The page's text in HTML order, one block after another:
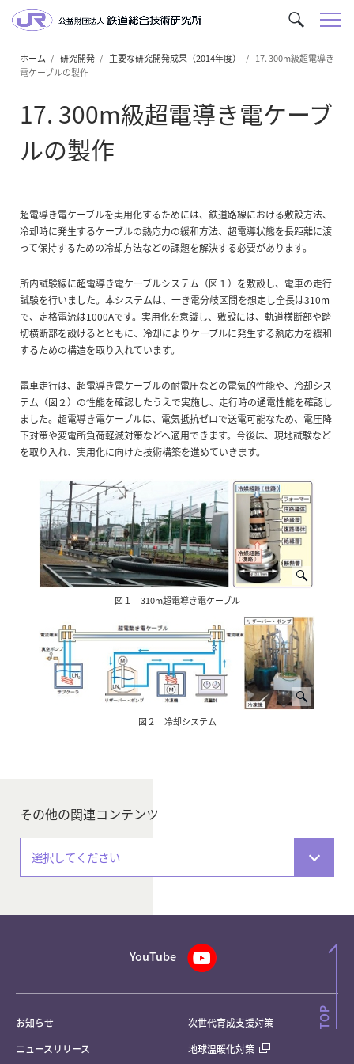
サ
イ
ト
検
メ
ホーム 研究開発 主要な研究開発成果（2014年度）
17. 300m級超電導き
電ケーブルの製作
17. 300m級超電導き電ケーブ
ルの製作
超電導き電ケーブルを実用化するためには、鉄道路線における敷設方法、
冷却時に発生するケーブルの熱応力の緩和方法、超電導状態を長距離に渡
って保持するための冷却方法などの課題を解決する必要があります。
所内試験線に超電導き電ケーブルシステム（図１）を敷設し、電車の走行
試験を行いました。本システムは、一き電分岐区間を想定し全長は310m
で、定格電流は1000Aです。実用化を意識し、敷設には、軌道横断部や踏
切横断部を設けるとともに、冷却によりケーブルに発生する熱応力を緩和
するための構造を取り入れています。
電車走行は、超電導き電ケーブルの耐電圧などの電気的性能や、冷却シス
テム（図２）の性能を確認したうえで実施し、走行時の通電性能を確認し
ました。超電導き電ケーブルは、電気抵抗ゼロで送電可能なため、電圧降
下対策や変電所負荷軽減対策などへ適用できます。今後は、現地試験など
を取り入れ、実用化に向けた技術構築を進めていきます。
図１ 310m超電導き電ケーブル
図２ 冷却システム
その他の関連コンテンツ
選択してください
YouTube
お知らせ
ニュースリリース
次世代育成支援対策
地球温暖化対策